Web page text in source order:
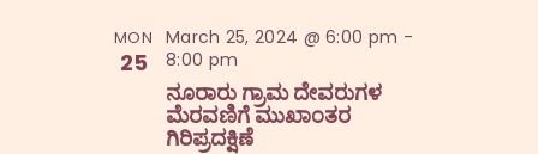
N
a
v
MON
25
March 25, 2024 @ 6:00 pm -
8:00 pm
ನೂರಾರು ಗ್ರಾಮ ದೇವರುಗಳ
ಮೆರವಣಿಗೆ ಮುಖಾಂತರ
ಗಿರಿಪ್ರದಕ್ಷಿಣೆ